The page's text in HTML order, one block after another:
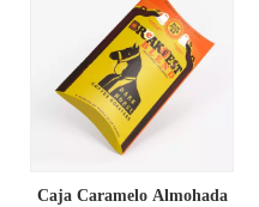
Caja Caramelo Almohada